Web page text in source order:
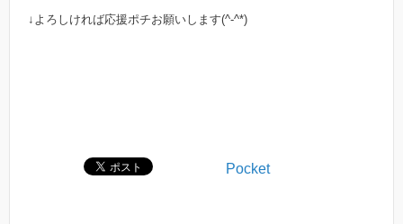
↓よろしければ応援ポチお願いします(^-^*)
Pocket